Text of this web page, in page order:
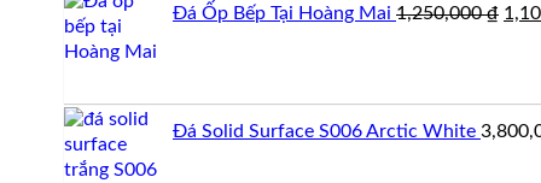
Đá Ốp Bếp Tại Hoàng Mai 1,250,000₫ Giá
Đá Solid Surface S006 Arctic White